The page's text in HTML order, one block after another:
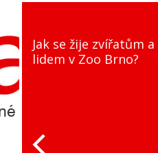
Jak se žije zvířatům a
lidem v Zoo Brno?